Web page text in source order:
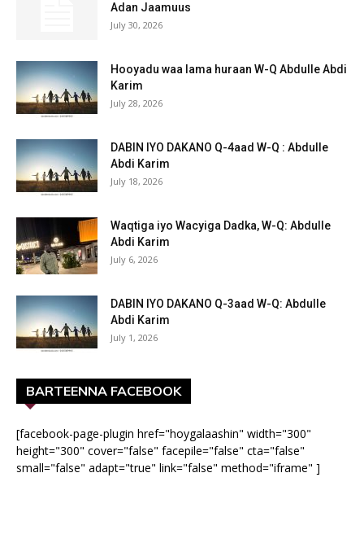
Adan Jaamuus
July 30, 2026
Hooyadu waa lama huraan W-Q Abdulle Abdi
Karim
July 28, 2026
DABIN IYO DAKANO Q-4aad W-Q : Abdulle
Abdi Karim
July 18, 2026
Waqtiga iyo Wacyiga Dadka, W-Q: Abdulle
Abdi Karim
July 6, 2026
DABIN IYO DAKANO Q-3aad W-Q: Abdulle
Abdi Karim
July 1, 2026
BARTEENNA FACEBOOK
[facebook-page-plugin href="hoygalaashin" width="300"
height="300" cover="false" facepile="false" cta="false"
small="false" adapt="true" link="false" method="iframe" ]